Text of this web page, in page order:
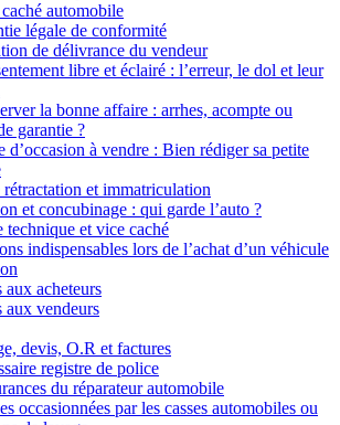
automobile
légale de conformité
de délivrance du vendeur
libre et éclairé : l’erreur, le dol et leur
la bonne affaire : arrhes, acompte ou
garantie ?
d’occasion à vendre : Bien rédiger sa petite
et immatriculation
et concubinage : qui garde l’auto ?
technique et vice caché
indispensables lors de l’achat d’un véhicule
aux acheteurs
aux vendeurs
devis, O.R et factures
registre de police
du réparateur automobile
occasionnées par les casses automobiles ou